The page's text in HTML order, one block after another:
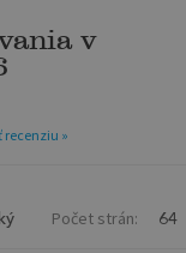
v
recenziu »
Počet strán: 64